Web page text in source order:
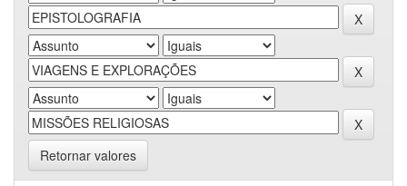
Retornar valores